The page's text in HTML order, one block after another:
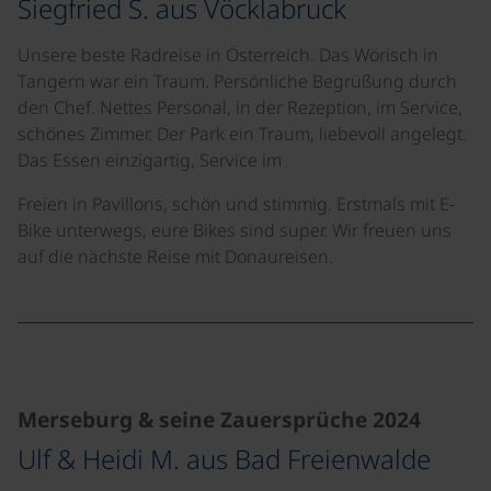
Siegfried S. aus Vöcklabruck
Unsere beste Radreise in Österreich. Das Wörisch in
Tangern war ein Traum. Persönliche Begrüßung durch
den Chef. Nettes Personal, in der Rezeption, im Service,
schönes Zimmer. Der Park ein Traum, liebevoll angelegt.
Das Essen einzigartig, Service im
Freien in Pavillons, schön und stimmig. Erstmals mit E-
Bike unterwegs, eure Bikes sind super. Wir freuen uns
auf die nächste Reise mit Donaureisen.
©
Merseburg & seine Zauersprüche 2024
Ulf & Heidi M. aus Bad Freienwalde